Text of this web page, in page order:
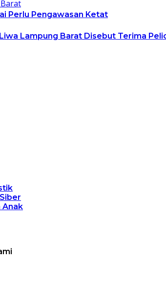
Perlu Pengawasan Ketat
Lampung Barat Disebut Terima
Anak